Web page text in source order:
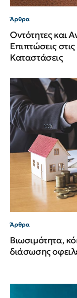
Άρθρα
Οντότητες και
Επιπτώσεις
Καταστάσεις
Άρθρα
Βιωσιμότητα,
διάσωσης